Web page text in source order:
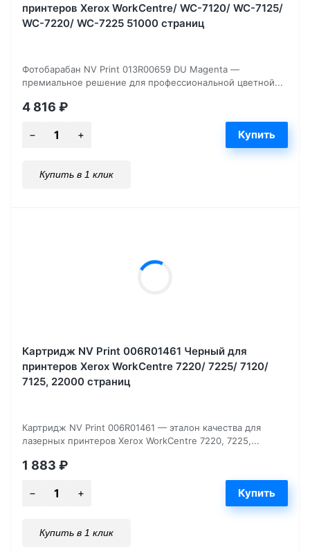
принтеров Xerox WorkCentre/ WC-7120/ WC-7125/
WC-7220/ WC-7225 51000 страниц
Фотобарабан NV Print 013R00659 DU Magenta —
премиальное решение для профессиональной цветной...
4 816 ₽
Купить в 1 клик
Картридж NV Print 006R01461 Черный для
принтеров Xerox WorkCentre 7220/ 7225/ 7120/
7125, 22000 страниц
Картридж NV Print 006R01461 — эталон качества для
лазерных принтеров Xerox WorkCentre 7220, 7225,...
1 883 ₽
Купить в 1 клик